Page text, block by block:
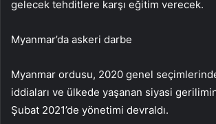
gelecek tehditlere karşı eğitim verecek.
Myanmar’da askeri darbe
Myanmar ordusu, 2020 genel seçimlerinde
iddiaları ve ülkede yaşanan siyasi
Şubat 2021’de yönetimi devraldı.